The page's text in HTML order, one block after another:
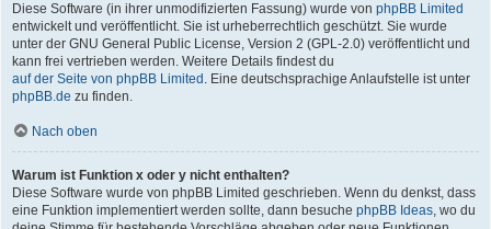
Diese Software (in ihrer unmodifizierten Fassung) wurde von phpBB Limited
entwickelt und veröffentlicht. Sie ist urheberrechtlich geschützt. Sie wurde
unter der GNU General Public License, Version 2 (GPL-2.0) veröffentlicht und
kann frei vertrieben werden. Weitere Details findest du
auf der Seite von phpBB Limited . Eine deutschsprachige Anlaufstelle ist unter
phpBB.de zu finden.
Nach oben
Warum ist Funktion x oder y nicht enthalten?
Diese Software wurde von phpBB Limited geschrieben. Wenn du denkst, dass
eine Funktion implementiert werden sollte, dann besuche phpBB Ideas, wo du